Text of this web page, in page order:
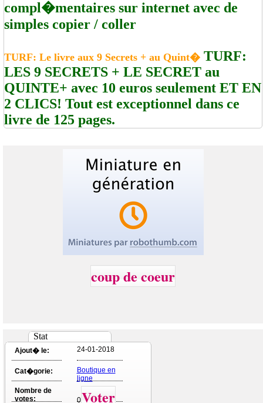
compl�mentaires sur internet avec de
simples copier / coller
TURF: Le livre aux 9 Secrets + au Quint� TURF:
LES 9 SECRETS + LE SECRET au
QUINTE+ avec 10 euros seulement ET EN
2 CLICS! Tout est exceptionnel dans ce
livre de 125 pages.
coup de coeur
Stat
Ajout� le: 24-01-2018
Cat�gorie:
Boutique en
ligne
Nombre de
votes:
0Voter